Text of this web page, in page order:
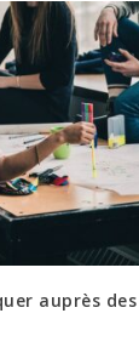
auprès